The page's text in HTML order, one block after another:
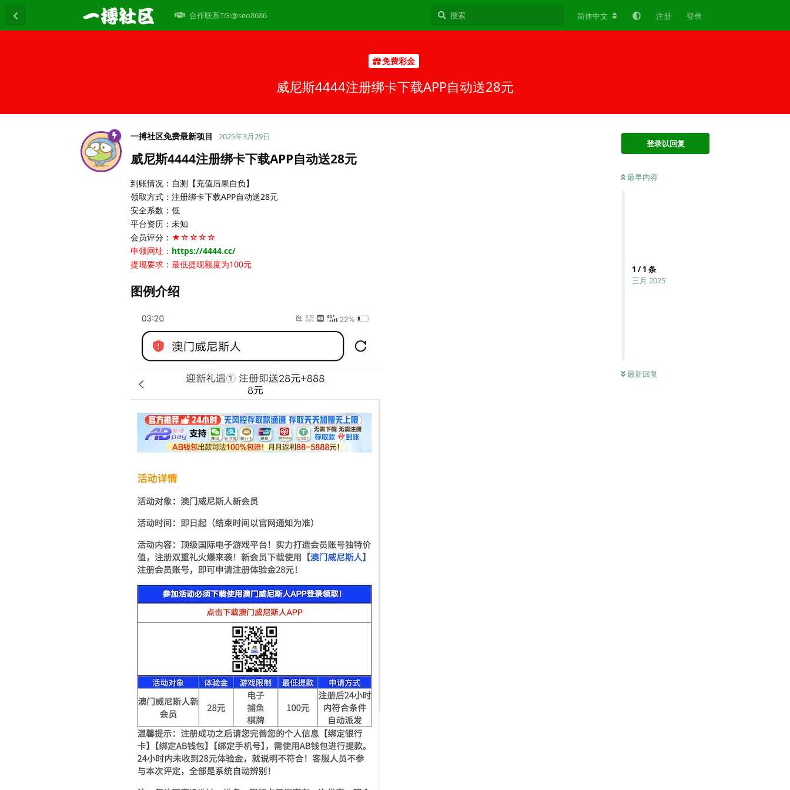
合作联系TG:@seo8686 简体中文 注册 登录
免费彩金
威尼斯4444注册绑卡下载APP自动送28元
登录以回复
最早内容
1 /1 条
三月 2025
最新回复
一搏社区免费最新项目 2025年3月29日
威尼斯4444注册绑卡下载APP自动送28元
到账情况：自测【充值后果自负】
领取方式：注册绑卡下载APP自动送28元
安全系数：低
平台资历：未知
会员评分： ★☆☆☆☆
申领网址： https://4444.cc/
提现要求：最低提现额度为100元
图例介绍